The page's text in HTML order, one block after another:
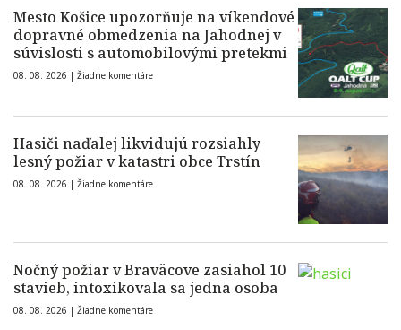
Mesto Košice upozorňuje na víkendové
dopravné obmedzenia na Jahodnej v
súvislosti s automobilovými pretekmi
08. 08. 2026 | Žiadne komentáre
Hasiči naďalej likvidujú rozsiahly
lesný požiar v katastri obce Trstín
08. 08. 2026 | Žiadne komentáre
Nočný požiar v Braväcove zasiahol 10
stavieb, intoxikovala sa jedna osoba
08. 08. 2026 | Žiadne komentáre